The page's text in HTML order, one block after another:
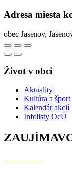
Adresa miesta
obec Jasenov,
Život v obci
Aktuality
Kultúra a šport
Kalendár akcií
Infolisty OcÚ